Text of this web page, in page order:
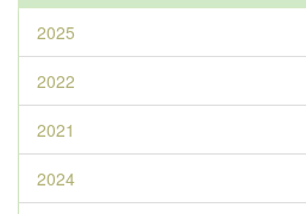
2025
2022
2021
2024